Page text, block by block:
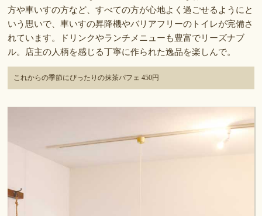
方や車いすの方など、すべての方が心地よく過ごせるようにと
いう思いで、車いすの昇降機やバリアフリーのトイレが完備さ
れています。ドリンクやランチメニューも豊富でリーズナブ
ル。店主の人柄を感じる丁寧に作られた逸品を楽しんで。
これからの季節にぴったりの抹茶パフェ 450円